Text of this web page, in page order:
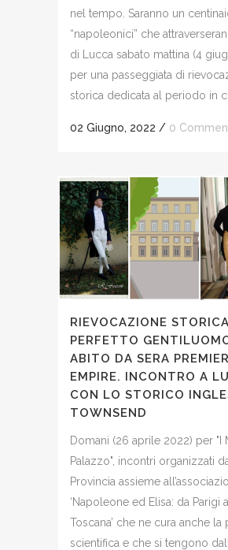
nel tempo. Saranno un
“napoleonici” che
di Lucca sabato mattina (4
per una passeggiata di
storica dedicata al periodo in
02 Giugno, 2022 / 0
RIEVOCAZIONE
PERFETTO
ABITO DA SERA PREMIER
EMPIRE. INCONTRO A
CON LO STORICO
TOWNSEND
Domani (26 aprile 2022) per "I
Palazzo", incontri organizzati
Provincia assieme
‘Napoleone ed Elisa: da Parigi
Toscana’ che ne cura anche la
scientifica e che si tengono